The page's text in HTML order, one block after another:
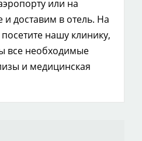
или на
и доставим в отель. На
нашу клинику,
все необходимые
и медицинская